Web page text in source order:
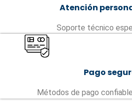
Atención
Soporte técnico
Pago
Métodos de pago